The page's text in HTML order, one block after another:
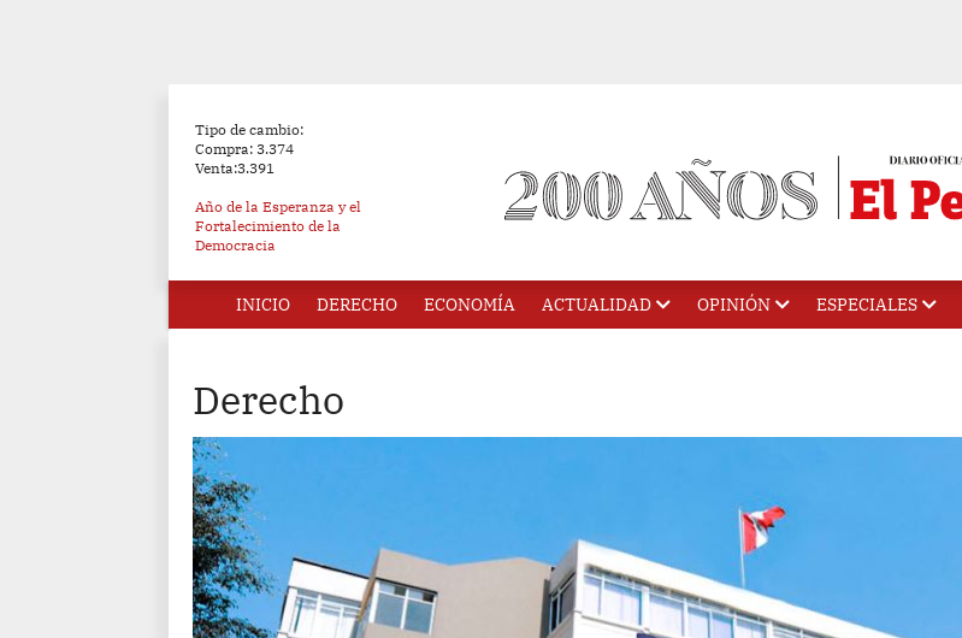
Tipo de cambio:
Compra: 3.374
Venta:3.391
Año de la Esperanza y el
Fortalecimiento de la
Democracia
INICIO DERECHO ECONOMÍA ACTUALIDAD OPINIÓN ESPECIALES
Derecho